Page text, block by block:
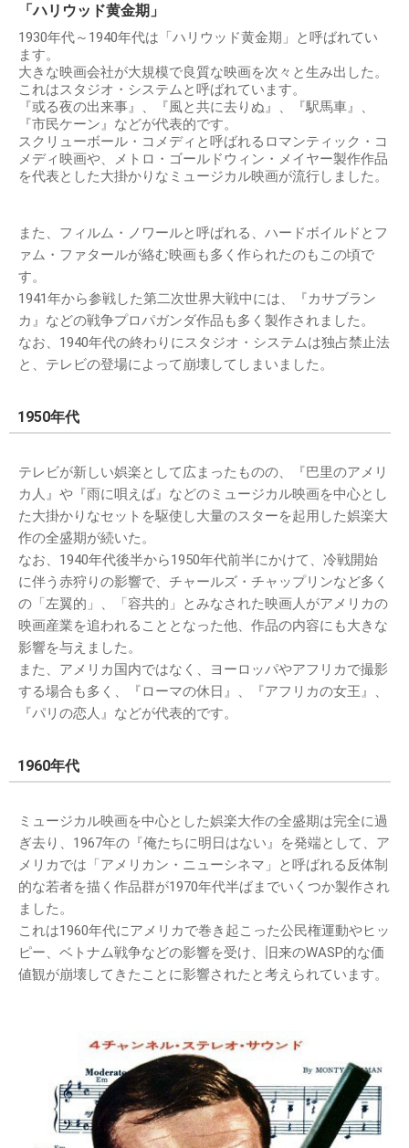
「ハリウッド黄金期」
1930年代～1940年代は「ハリウッド黄金期」と呼ばれてい
ます。
大きな映画会社が大規模で良質な映画を次々と生み出した。
これはスタジオ・システムと呼ばれています。
『或る夜の出来事』、『風と共に去りぬ』、『駅馬車』、
『市民ケーン』などが代表的です。
スクリューボール・コメディと呼ばれるロマンティック・コ
メディ映画や、メトロ・ゴールドウィン・メイヤー製作作品
を代表とした大掛かりなミュージカル映画が流行しました。
また、フィルム・ノワールと呼ばれる、ハードボイルドとフ
ァム・ファタールが絡む映画も多く作られたのもこの頃で
す。
1941年から参戦した第二次世界大戦中には、『カサブラン
カ』などの戦争プロパガンダ作品も多く製作されました。
なお、1940年代の終わりにスタジオ・システムは独占禁止法
と、テレビの登場によって崩壊してしまいました。
1950年代
テレビが新しい娯楽として広まったものの、『巴里のアメリ
カ人』や『雨に唄えば』などのミュージカル映画を中心とし
た大掛かりなセットを駆使し大量のスターを起用した娯楽大
作の全盛期が続いた。
なお、1940年代後半から1950年代前半にかけて、冷戦開始
に伴う赤狩りの影響で、チャールズ・チャップリンなど多く
の「左翼的」、「容共的」とみなされた映画人がアメリカの
映画産業を追われることとなった他、作品の内容にも大きな
影響を与えました。
また、アメリカ国内ではなく、ヨーロッパやアフリカで撮影
する場合も多く、『ローマの休日』、『アフリカの女王』、
『パリの恋人』などが代表的です。
1960年代
ミュージカル映画を中心とした娯楽大作の全盛期は完全に過
ぎ去り、1967年の『俺たちに明日はない』を発端として、ア
メリカでは「アメリカン・ニューシネマ」と呼ばれる反体制
的な若者を描く作品群が1970年代半ばまでいくつか製作され
ました。
これは1960年代にアメリカで巻き起こった公民権運動やヒッ
ピー、ベトナム戦争などの影響を受け、旧来のWASP的な価
値観が崩壊してきたことに影響されたと考えられています。